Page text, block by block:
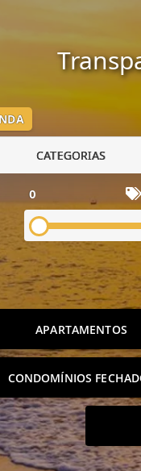
CATEGORIAS
0
APARTAMENTOS
CONDOMÍNIOS